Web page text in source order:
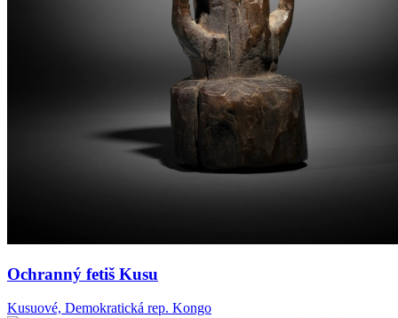
Ochranný fetiš Kusu
Kusuové, Demokratická rep. Kongo